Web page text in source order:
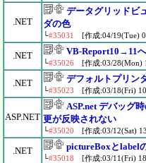
.NET
データグリッドビ
ダの色
└#35031 [作成:04/19(Tue)
.NET VB-Report10→11
└#35026 [作成:03/28(Mon)
.NET デフォルトプリン
└#35023 [作成:03/18(Fri)
ASP.NET
ASP.net デバッグ
更が反映されない
└#35020 [作成:03/12(Sat)
.NET pictureBoxとlabel
└#35018 [作成:03/11(Fri)